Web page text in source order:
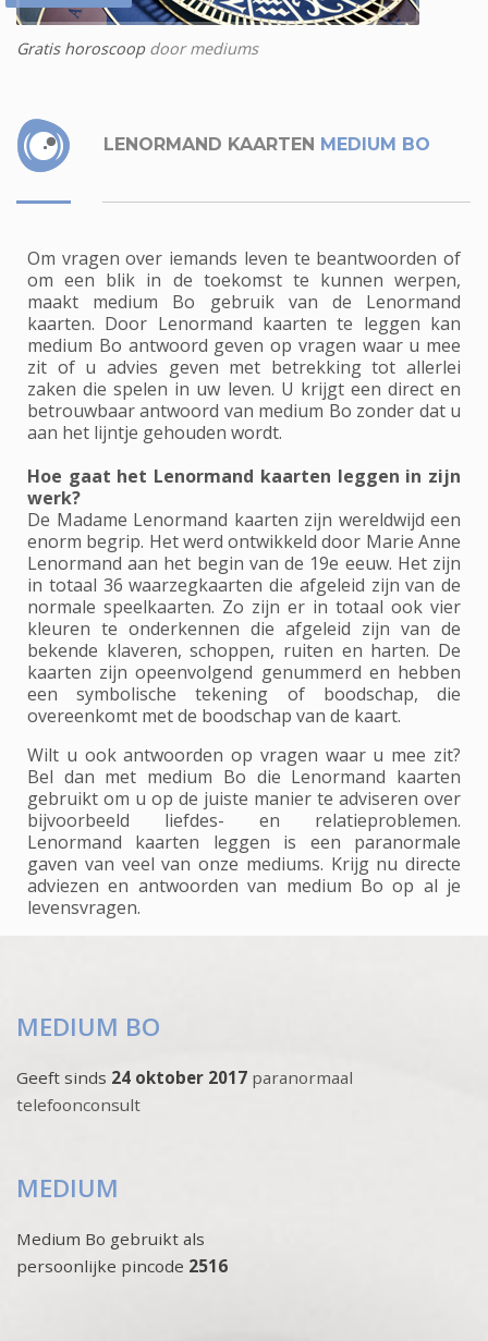
Gratis horoscoopdoor mediums
LENORMAND KAARTEN MEDIUM BO
Om vragen over iemands leven te beantwoorden of
om een blik in de toekomst te kunnen werpen,
maakt medium Bo gebruik van de Lenormand
kaarten. Door Lenormand kaarten te leggen kan
medium Bo antwoord geven op vragen waar u mee
zit of u advies geven met betrekking tot allerlei
zaken die spelen in uw leven. U krijgt een direct en
betrouwbaar antwoord van medium Bo zonder dat u
aan het lijntje gehouden wordt.
Hoe gaat het Lenormand kaarten leggen in zijn
werk?
De Madame Lenormand kaarten zijn wereldwijd een
enorm begrip. Het werd ontwikkeld door Marie Anne
Lenormand aan het begin van de 19e eeuw. Het zijn
in totaal 36 waarzegkaarten die afgeleid zijn van de
normale speelkaarten. Zo zijn er in totaal ook vier
kleuren te onderkennen die afgeleid zijn van de
bekende klaveren, schoppen, ruiten en harten. De
kaarten zijn opeenvolgend genummerd en hebben
een symbolische tekening of boodschap, die
overeenkomt met de boodschap van de kaart.
Wilt u ook antwoorden op vragen waar u mee zit?
Bel dan met medium Bo die Lenormand kaarten
gebruikt om u op de juiste manier te adviseren over
bijvoorbeeld liefdes- en relatieproblemen.
Lenormand kaarten leggen is een paranormale
gaven van veel van onze mediums. Krijg nu directe
adviezen en antwoorden van medium Bo op al je
levensvragen.
MEDIUM BO
Geeft sinds 24 oktober 2017 paranormaal
telefoonconsult
MEDIUM
Medium Bo gebruikt als
persoonlijke pincode 2516